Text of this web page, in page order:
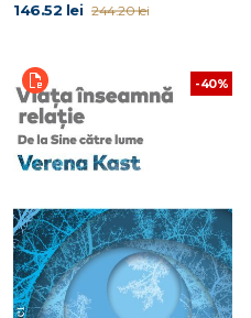
146.52 lei 244.20 lei
-40%